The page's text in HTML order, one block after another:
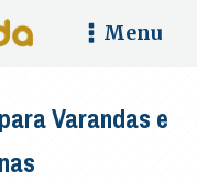
Menu
Varandas e